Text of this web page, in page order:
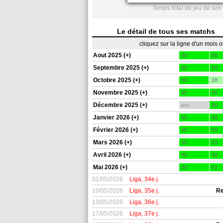
Temps total de jeu de
Le détail de tous ses matchs
cliquez sur la ligne d'un mois
Aout 2025 (+)
90 90
Septembre 2025 (+) 90 90
Octobre 2025 (+) 88 28
Novembre 2025 (+) 90 90
Décembre 2025 (+) abs. 90
Janvier 2026 (+) 90 90
Février 2026 (+) 90 90
Mars 2026 (+) 90 83
Avril 2026 (+) 90 90
Mai 2026 (+) 90 62
01/05/2026 Liga, 34e j.
10/05/2026
Liga, 35e j.
13/05/2026
Liga, 36e j.
17/05/2026
Liga, 37e j.